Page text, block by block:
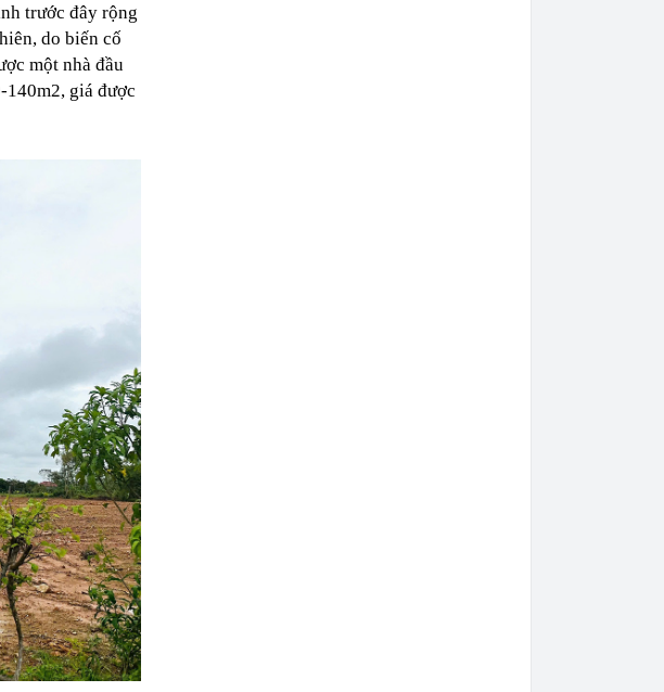
trước đây rộng
do biến cố
một nhà đầu
giá được